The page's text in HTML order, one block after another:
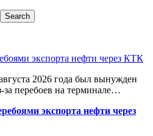
экспорта нефти через КТК
2026 года был вынужден
перебоев на терминале…
экспорта нефти через